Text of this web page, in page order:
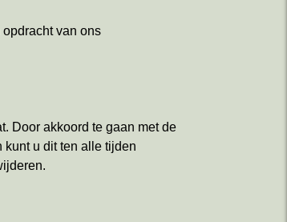
van ons
Door akkoord te gaan met de
u dit ten alle tijden